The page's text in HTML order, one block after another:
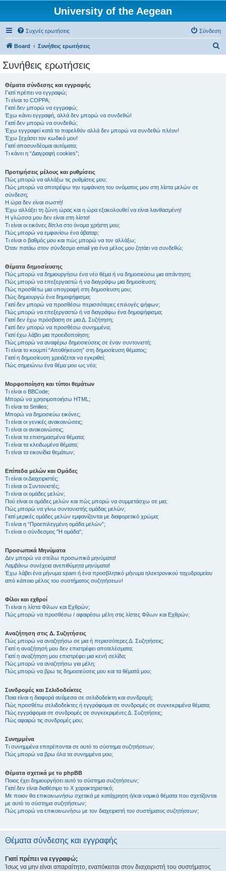
University of the Aegean
Συχνές ερωτήσεις Σύνδεση
Board Συνήθεις ερωτήσεις
Συνήθεις ερωτήσεις
Θέματα σύνδεσης και εγγραφής
Γιατί πρέπει να εγγραφώ;
Τι είναι το COPPA;
Γιατί δεν μπορώ να εγγραφώ;
Έχω κάνει εγγραφή, αλλά δεν μπορώ να συνδεθώ!
Γιατί δεν μπορώ να συνδεθώ;
Έχω εγγραφεί κατά το παρελθόν αλλά δεν μπορώ να συνδεθώ πλέον!
Έχω ξεχάσει τον κωδικό μου!
Γιατί αποσυνδέομαι αυτόματα;
Τι κάνει η “Διαγραφή cookies”;
Προτιμήσεις μέλους και ρυθμίσεις
Πώς μπορώ να αλλάξω τις ρυθμίσεις μου;
Πώς μπορώ να αποτρέψω την εμφάνιση του ονόματος μου στη λίστα μελών σε
σύνδεση;
Η ώρα δεν είναι σωστή!
Έχω αλλάξει τη ζώνη ώρας και η ώρα εξακολουθεί να είναι λανθασμένη!
Η γλώσσα μου δεν είναι στη λίστα!
Τι είναι οι εικόνες δίπλα στο όνομα χρήστη μου;
Πώς μπορώ να εμφανίσω ένα άβαταρ;
Τι είναι ο βαθμός μου και πώς μπορώ να τον αλλάξω;
Όταν πατάω στον σύνδεσμο email για ένα μέλος μου ζητάει να συνδεθώ;
Θέματα δημοσίευσης
Πώς μπορώ να δημιουργήσω ένα νέο θέμα ή να δημοσιεύσω μια απάντηση;
Πώς μπορώ να επεξεργαστώ ή να διαγράψω μια δημοσίευση;
Πώς προσθέτω μια υπογραφή στη δημοσίευση μου;
Πώς δημιουργώ ένα δημοψήφισμα;
Γιατί δεν μπορώ να προσθέσω περισσότερες επιλογές ψήφων;
Πώς μπορώ να επεξεργαστώ ή να διαγράψω ένα δημοψήφισμα;
Γιατί δεν έχω πρόσβαση σε μια Δ. Συζήτηση;
Γιατί δεν μπορώ να προσθέσω συνημμένα;
Γιατί έχω λάβει μια προειδοποίηση;
Πώς μπορώ να αναφέρω δημοσιεύσεις σε έναν συντονιστή;
Τι είναι το κουμπί “Αποθήκευση” στη δημοσίευση θέματος;
Γιατί η δημοσίευση χρειάζεται να εγκριθεί;
Πώς σημειώνω ένα θέμα μου ως νέο;
Μορφοποίηση και τύποι θεμάτων
Τι είναι ο BBCode;
Μπορώ να χρησιμοποιήσω HTML;
Τι είναι τα Smilies;
Μπορώ να δημοσιεύω εικόνες;
Τι είναι οι γενικές ανακοινώσεις;
Τι είναι οι ανακοινώσεις;
Τι είναι τα επισημασμένα θέματα;
Τι είναι τα κλειδωμένα θέματα;
Τι είναι τα εικονίδια θεμάτων;
Επίπεδα μελών και Ομάδες
Τι είναι οι Διαχειριστές;
Τι είναι οι Συντονιστές;
Τι είναι οι ομάδες μελών;
Πού είναι οι ομάδες μελών και πώς μπορώ να συμμετάσχω σε μια;
Πώς μπορώ να γίνω συντονιστής ομάδας μελών;
Γιατί μερικές ομάδες μελών εμφανίζονται με διαφορετικό χρώμα;
Τι είναι η “Προεπιλεγμένη ομάδα μελών”;
Τι είναι ο σύνδεσμος "Η ομάδα”;
Προσωπικά Μηνύματα
Δεν μπορώ να στείλω προσωπικά μηνύματα!
Λαμβάνω συνέχεια ανεπιθύμητα μηνύματα!
Έχω λάβει ένα μήνυμα spam ή ένα προσβλητικό μήνυμα ηλεκτρονικού ταχυδρομείου
από κάποιο μέλος του συστήματος συζητήσεων!
Φίλοι και εχθροί
Τι είναι η λίστα Φίλων και Εχθρών;
Πώς μπορώ να προσθέσω / αφαιρέσω μέλη στις λίστες Φίλων και Εχθρών;
Αναζήτηση στις Δ. Συζητήσεις
Πώς μπορώ να αναζητήσω σε μια ή περισσότερες Δ. Συζητήσεις;
Γιατί η αναζήτησή μου δεν επιστρέφει αποτελέσματα;
Γιατί η αναζήτηση μου επιστρέφει μια κενή σελίδα;
Πώς μπορώ να αναζητήσω για μέλη;
Πώς μπορώ να βρω τις δημοσιεύσεις μου και τα θέματά μου;
Συνδρομές και Σελιδοδείκτες
Ποια είναι η διαφορά ανάμεσα σε σελιδοδείκτη και συνδρομή;
Πώς προσθέτω σελιδοδείκτες ή εγγράφομαι σε συνδρομές σε συγκεκριμένα θέματα;
Πώς εγγράφομαι σε συνδρομές σε συγκεκριμένες Δ. Συζητήσεις;
Πώς αφαιρώ τις συνδρομές μου;
Συνημμένα
Τι συνημμένα επιτρέπονται σε αυτό το σύστημα συζητήσεων;
Πώς μπορώ να βρω όλα τα συνημμένα μου;
Θέματα σχετικά με το phpBB
Ποιος έχει δημιουργήσει αυτό το σύστημα συζητήσεων;
Γιατί δεν είναι διαθέσιμο το Χ χαρακτηριστικό;
Με ποιον θα επικοινωνήσω σχετικά με κατάχρηση ή/και νομικά θέματα που σχετίζονται
με αυτό το σύστημα συζητήσεων;
Πώς μπορώ να επικοινωνήσω με τον διαχειριστή του συστήματος συζητήσεων;
Θέματα σύνδεσης και εγγραφής
Γιατί πρέπει να εγγραφώ;
Ίσως να μην είναι απαραίτητο, εναπόκειται στον διαχειριστή του συστήματος